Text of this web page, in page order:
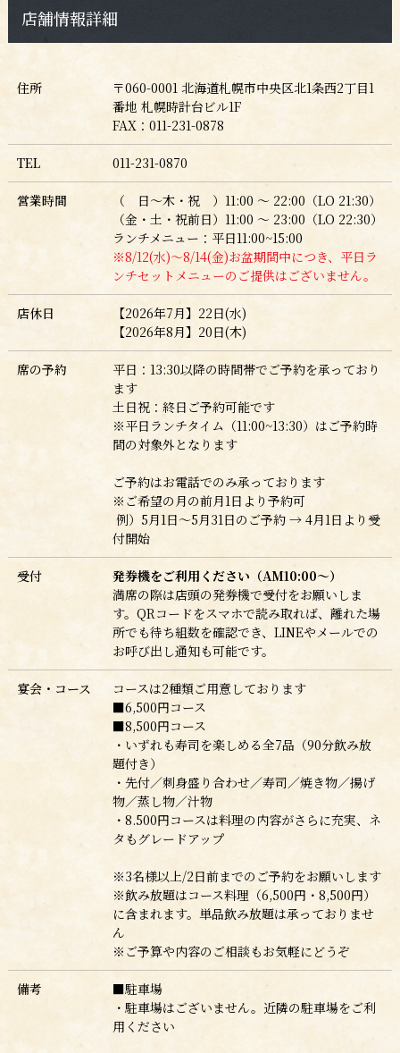
店舗情報詳細
住所 〒060-0001 北海道札幌市中央区北1条西2丁目1
番地 札幌時計台ビル1F
FAX：011-231-0878
TEL 011-231-0870
営業時間
（ 日～木・祝 ）11:00 ～ 22:00（LO 21:30）
（金・土・祝前日）11:00 ～ 23:00（LO 22:30）
ランチメニュー：平日11:00~15:00
※8/12(水)～8/14(金)お盆期間中につき、平日ラ
ンチセットメニューのご提供はございません。
店休日
【2026年7月】22日(水)
【2026年8月】20日(木)
席の予約
平日：13:30以降の時間帯でご予約を承っており
ます
土日祝：終日ご予約可能です
※平日ランチタイム（11:00~13:30）はご予約時
間の対象外となります
ご予約はお電話でのみ承っております
※ご希望の月の前月1日より予約可
例）5月1日～5月31日のご予約 → 4月1日より受
付開始
受付
発券機をご利用ください（AM10:00～）
満席の際は店頭の発券機で受付をお願いしま
す。QRコードをスマホで読み取れば、離れた場
所でも待ち組数を確認でき、LINEやメールでの
お呼び出し通知も可能です。
宴会・コース
コースは2種類ご用意しております
■6,500円コース
■8,500円コース
・いずれも寿司を楽しめる全7品（90分飲み放
題付き）
・先付／刺身盛り合わせ／寿司／焼き物／揚げ
物／蒸し物／汁物
・8.500円コースは料理の内容がさらに充実、ネ
タもグレードアップ
※3名様以上/2日前までのご予約をお願いします
※飲み放題はコース料理（6,500円・8,500円）
に含まれます。 単品飲み放題は承っておりませ
ん
※ご予算や内容のご相談もお気軽にどうぞ
備考
■駐車場
・駐車場はございません。近隣の駐車場をご利
用ください